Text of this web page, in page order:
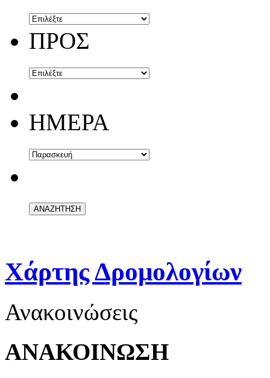
ΠΡΟΣ
ΗΜΕΡΑ
Χάρτης Δρομολογίων
Ανακοινώσεις
ΑΝΑΚΟΙΝΩΣΗ